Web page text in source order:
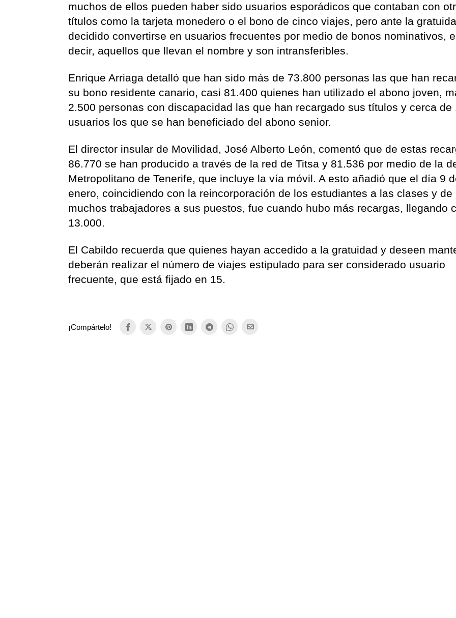
muchos de ellos pueden haber sido usuarios esporádicos que contaban con
títulos como la tarjeta monedero o el bono de cinco viajes, pero ante la
decidido convertirse en usuarios frecuentes por medio de bonos nominativos,
decir, aquellos que llevan el nombre y son intransferibles.
Enrique Arriaga detalló que han sido más de 73.800 personas las que han
su bono residente canario, casi 81.400 quienes han utilizado el abono joven,
2.500 personas con discapacidad las que han recargado sus títulos y cerca de
usuarios los que se han beneficiado del abono senior.
El director insular de Movilidad, José Alberto León, comentó que de estas
86.770 se han producido a través de la red de Titsa y 81.536 por medio de la
Metropolitano de Tenerife, que incluye la vía móvil. A esto añadió que el día 9
enero, coincidiendo con la reincorporación de los estudiantes a las clases y de
muchos trabajadores a sus puestos, fue cuando hubo más recargas, llegando
13.000.
El Cabildo recuerda que quienes hayan accedido a la gratuidad y deseen
deberán realizar el número de viajes estipulado para ser considerado usuario
frecuente, que está fijado en 15.
¡Compártelo!